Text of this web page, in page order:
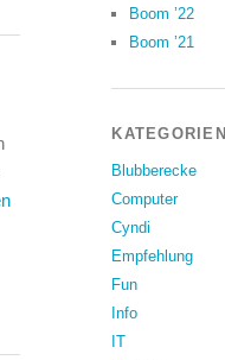
Boom ’22
Boom ’21
KATEGORIEN
Blubberecke
Computer
Cyndi
Empfehlung
Fun
Info
IT